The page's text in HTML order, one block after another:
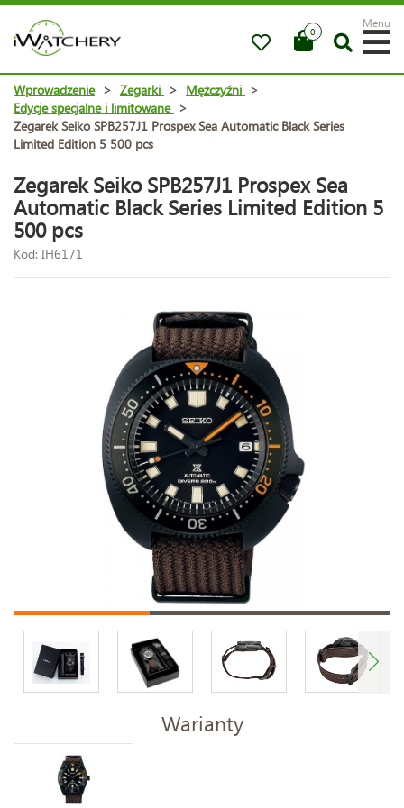
0
Menu
Wprowadzenie > Zegarki > Mężczyźni >
Edycje specjalne i limitowane >
Zegarek Seiko SPB257J1 Prospex Sea Automatic Black Series
Limited Edition 5 500 pcs
Zegarek Seiko SPB257J1 Prospex Sea
Automatic Black Series Limited Edition 5
500 pcs
Kod: IH6171
Warianty